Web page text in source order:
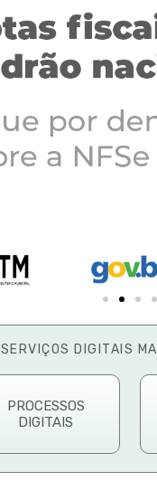
SERVIÇOS DIGITAIS
PROCESSOS
DIGITAIS